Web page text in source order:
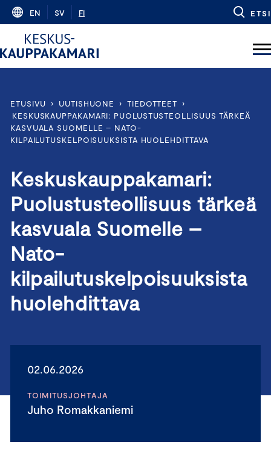
Skip
content
EN SV FI ETSI
ETUSIVU › UUTISHUONE › TIEDOTTEET
›
KESKUSKAUPPAKAMARI: PUOLUSTUSTEOLLISUUS TÄRKEÄ
KASVUALA SUOMELLE – NATO-
KILPAILUTUSKELPOISUUKSISTA HUOLEHDITTAVA
Keskuskauppakamari:
Puolustusteollisuus tärkeä
kasvuala Suomelle –
Nato-
kilpailutuskelpoisuuksista
huolehdittava
02.06.2026
TOIMITUSJOHTAJA
Juho Romakkaniemi